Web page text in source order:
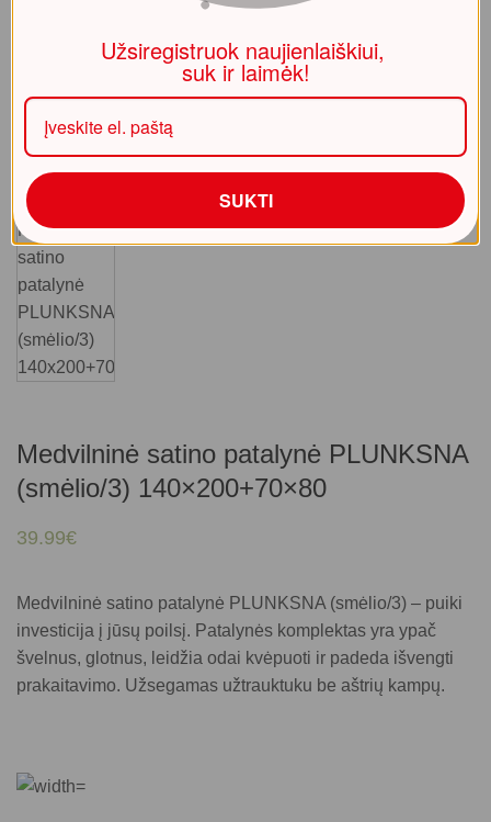
Medvilninė satino patalynė PLUNKSNA
(smėlio/3) 140×200+70×80
39.99€
Medvilninė satino patalynė PLUNKSNA (smėlio/3) – puiki
investicija į jūsų poilsį. Patalynės komplektas yra ypač
švelnus, glotnus, leidžia odai kvėpuoti ir padeda išvengti
prakaitavimo. Užsegamas užtrauktuku be aštrių kampų.
Užsiregistruok naujienlaiškiui,
suk ir laimėk!
SUKTI